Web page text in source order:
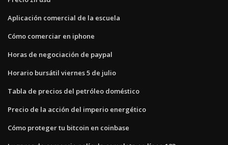
Aplicación comercial de la escuela
Cómo comerciar en iphone
Horas de negociación de paypal
Horario bursátil viernes 5 de julio
Tabla de precios del petróleo doméstico
Precio de la acción del imperio energético
Cómo proteger tu bitcoin en coinbase